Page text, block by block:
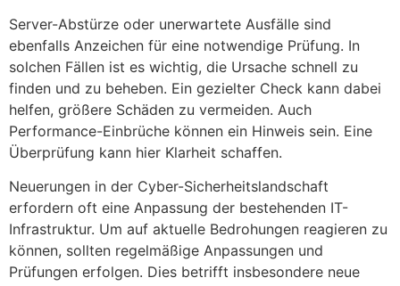
Server-Abstürze oder unerwartete Ausfälle sind
ebenfalls Anzeichen für eine notwendige Prüfung. In
solchen Fällen ist es wichtig, die Ursache schnell zu
finden und zu beheben. Ein gezielter Check kann dabei
helfen, größere Schäden zu vermeiden. Auch
Performance-Einbrüche können ein Hinweis sein. Eine
Überprüfung kann hier Klarheit schaffen.
Neuerungen in der Cyber-Sicherheitslandschaft
erfordern oft eine Anpassung der bestehenden IT-
Infrastruktur. Um auf aktuelle Bedrohungen reagieren zu
können, sollten regelmäßige Anpassungen und
Prüfungen erfolgen. Dies betrifft insbesondere neue